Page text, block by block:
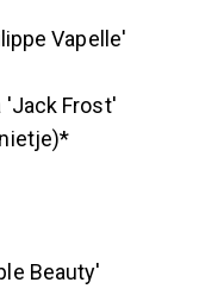
Vapelle'
'Jack Frost'
Beauty'